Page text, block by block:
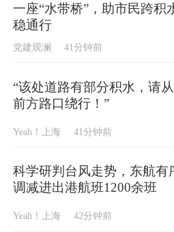
一座“水带桥”，助市民跨积
稳通行
党建观澜 41分钟前
“该处道路有部分积水，请从
前方路口绕行！”
Yeah！上海 41分钟前
科学研判台风走势，东航有
调减进出港航班1200余班
Yeah！上海 42分钟前